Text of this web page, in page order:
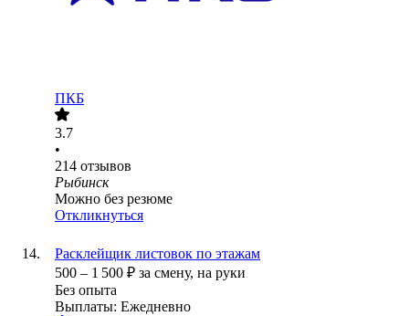
ПКБ
3.7
•
214 отзывов
Рыбинск
Можно без резюме
Откликнуться
Расклейщик листовок по этажам
500 – 1 500 ₽ за смену, на руки
Без опыта
Выплаты: Ежедневно